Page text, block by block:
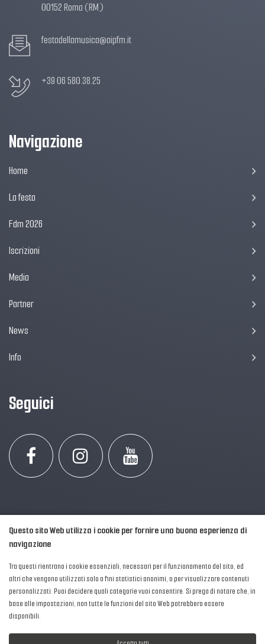
00152 Roma (RM)
festadellamusica@aipfm.it
+39 06 580.38.25
Navigazione
Home
La festa
Fdm 2026
Iscrizioni
Media
Partner
News
Info
Seguici
2016-2026 © AIPFM - Festa della Musica Italia Tutti i Diritti Riservati.
Privacy Policy
| Cookies
Questo sito Web utilizza i cookie per fornire una buona esperienza di
navigazione
Tra questi rientrano i cookie essenziali, necessari per il funzionamento del sito, ed
altri che vengono utilizzati solo a fini statistici anonimi, o per visualizzare contenuti
personalizzati. Puoi decidere quali categorie vuoi consentire. Si prega di notare che, in
base alle impostazioni, non tutte le funzioni del sito Web potrebbero essere
disponibili.